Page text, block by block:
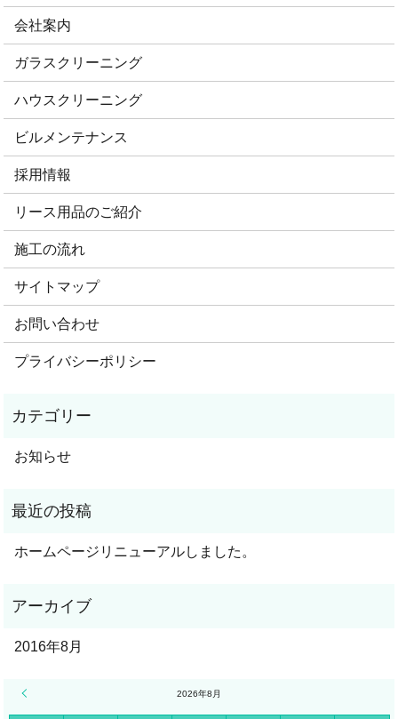
会社案内
ガラスクリーニング
ハウスクリーニング
ビルメンテナンス
採用情報
リース用品のご紹介
施工の流れ
サイトマップ
お問い合わせ
プライバシーポリシー
お知らせ
ホームページリニューアルしました。
2016年8月
2026年8月